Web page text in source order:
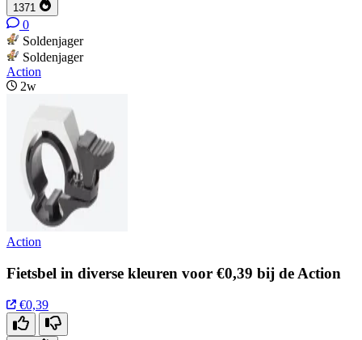
1371
0
Soldenjager
Soldenjager
Action
2w
Action
Fietsbel in diverse kleuren voor €0,39 bij de Action
€0,39